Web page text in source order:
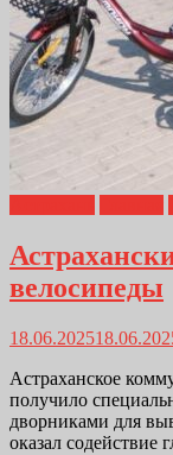
велосипеды
18.06.2025
Астраханское
получило
дворниками для
оказал содействие